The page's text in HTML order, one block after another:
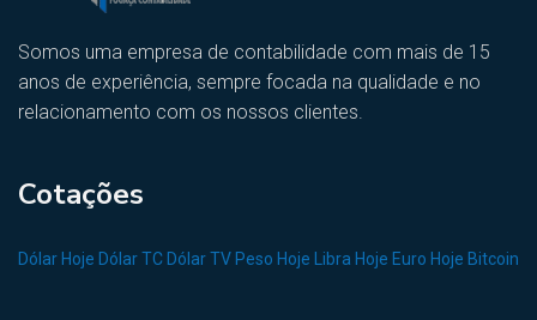
Somos uma empresa de contabilidade com mais de 15
anos de experiência, sempre focada na qualidade e no
relacionamento com os nossos clientes.
Cotações
Dólar Hoje Dólar TC Dólar TV Peso Hoje Libra Hoje Euro Hoje Bitcoin